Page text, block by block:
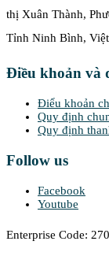
thị Xuân Thành,
Tỉnh Ninh Bình,
Điều khoản và
Điểu khoản
Quy định
Quy định
Follow us
Facebook
Youtube
Enterprise Code: